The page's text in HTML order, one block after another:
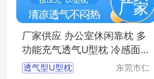
厂家供应 办公室休闲靠枕 多
功能充气透气U型枕 冷感面
料 规格可定制
透气型U型枕
东莞市仁